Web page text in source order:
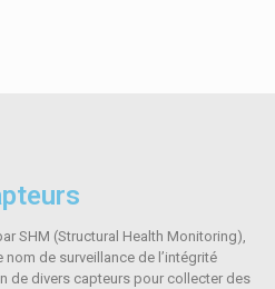
SHM (Structural Health Monitoring),
de surveillance de l’intégrité
de divers capteurs pour collecter des